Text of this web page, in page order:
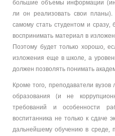
большие объемы информации
ли он реализовать свои планы).
самому стать студентом и сразу,
воспринимать материал в
Поэтому будет только хорошо,
изложения еще в школе, а
должен позволять понимать
Кроме того, преподаватели
образования (и не
требований и особенности
воспитанника не только к сдаче
дальнейшему обучению в среде,